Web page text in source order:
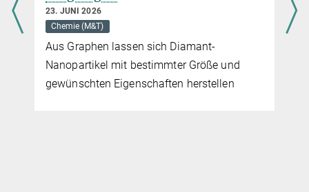
dem Gebiet der Nanoionik helfen, sie noch leistungsfähiger zu
machen.
23. JUNI 2026
Chemie (M&T)
Aus Graphen lassen sich Diamant-
Nanopartikel mit bestimmter Größe und
gewünschten Eigenschaften herstellen